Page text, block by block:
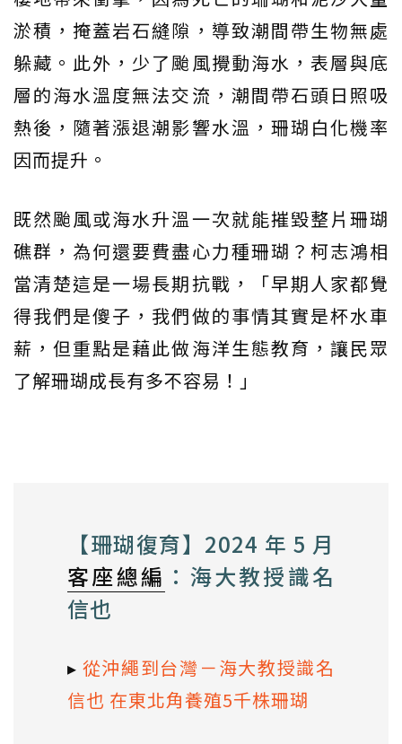
淤積，掩蓋岩石縫隙，導致潮間帶生物無處
躲藏。此外，少了颱風攪動海水，表層與底
層的海水溫度無法交流，潮間帶石頭日照吸
熱後，隨著漲退潮影響水溫，珊瑚白化機率
因而提升。
既然颱風或海水升溫一次就能摧毀整片珊瑚
礁群，為何還要費盡心力種珊瑚？柯志鴻相
當清楚這是一場長期抗戰，「早期人家都覺
得我們是傻子，我們做的事情其實是杯水車
薪，但重點是藉此做海洋生態教育，讓民眾
了解珊瑚成長有多不容易！」
【珊瑚復育】2024 年 5 月
客座總編 ：海大教授識名
信也
▸ 從沖繩到台灣－海大教授識名
信也 在東北角養殖5千株珊瑚